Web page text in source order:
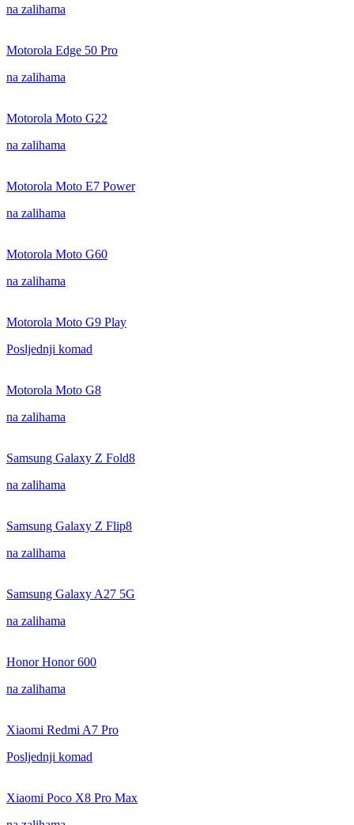
na zalihama
Motorola Edge 50 Pro
na zalihama
Motorola Moto G22
na zalihama
Motorola Moto E7 Power
na zalihama
Motorola Moto G60
na zalihama
Motorola Moto G9 Play
Posljednji komad
Motorola Moto G8
na zalihama
Samsung Galaxy Z Fold8
na zalihama
Samsung Galaxy Z Flip8
na zalihama
Samsung Galaxy A27 5G
na zalihama
Honor Honor 600
na zalihama
Xiaomi Redmi A7 Pro
Posljednji komad
Xiaomi Poco X8 Pro Max